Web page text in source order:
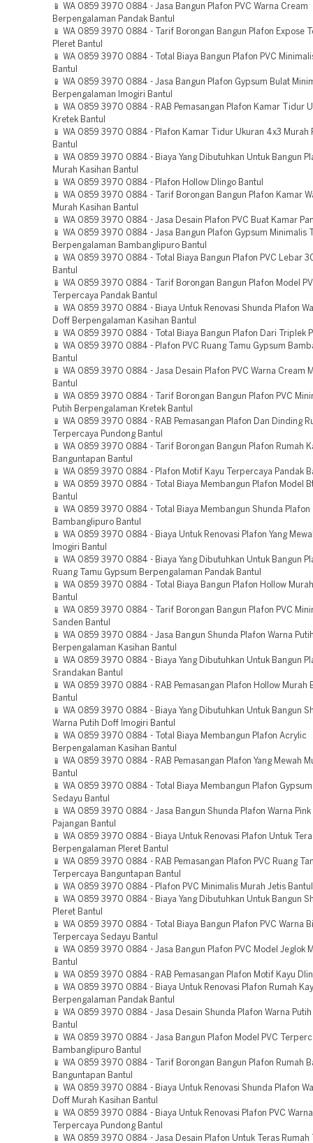
📱 WA 0859 3970 0884 - Jasa Bangun Plafon PVC Warna Cream
Berpengalaman Pandak Bantul
📱 WA 0859 3970 0884 - Tarif Borongan Bangun Plafon Expose
Pleret Bantul
📱 WA 0859 3970 0884 - Total Biaya Bangun Plafon PVC
Bantul
📱 WA 0859 3970 0884 - Jasa Bangun Plafon Gypsum Bulat
Berpengalaman Imogiri Bantul
📱 WA 0859 3970 0884 - RAB Pemasangan Plafon Kamar Tidur
Kretek Bantul
📱 WA 0859 3970 0884 - Plafon Kamar Tidur Ukuran 4x3 Murah
Bantul
📱 WA 0859 3970 0884 - Biaya Yang Dibutuhkan Untuk Bangun
Murah Kasihan Bantul
📱 WA 0859 3970 0884 - Plafon Hollow Dlingo Bantul
📱 WA 0859 3970 0884 - Tarif Borongan Bangun Plafon Kamar
Murah Kasihan Bantul
📱 WA 0859 3970 0884 - Jasa Desain Plafon PVC Buat Kamar
📱 WA 0859 3970 0884 - Jasa Bangun Plafon Gypsum Minimalis
Berpengalaman Bambanglipuro Bantul
📱 WA 0859 3970 0884 - Total Biaya Bangun Plafon PVC Lebar
Bantul
📱 WA 0859 3970 0884 - Tarif Borongan Bangun Plafon Model
Terpercaya Pandak Bantul
📱 WA 0859 3970 0884 - Biaya Untuk Renovasi Shunda Plafon
Doff Berpengalaman Kasihan Bantul
📱 WA 0859 3970 0884 - Total Biaya Bangun Plafon Dari Triplek
📱 WA 0859 3970 0884 - Plafon PVC Ruang Tamu Gypsum
Bantul
📱 WA 0859 3970 0884 - Jasa Desain Plafon PVC Warna Cream
Bantul
📱 WA 0859 3970 0884 - Tarif Borongan Bangun Plafon PVC
Putih Berpengalaman Kretek Bantul
📱 WA 0859 3970 0884 - RAB Pemasangan Plafon Dan Dinding
Terpercaya Pundong Bantul
📱 WA 0859 3970 0884 - Tarif Borongan Bangun Plafon Rumah
Banguntapan Bantul
📱 WA 0859 3970 0884 - Plafon Motif Kayu Terpercaya Pandak
📱 WA 0859 3970 0884 - Total Biaya Membangun Plafon Model
Bantul
📱 WA 0859 3970 0884 - Total Biaya Membangun Shunda Plafon
Bambanglipuro Bantul
📱 WA 0859 3970 0884 - Biaya Untuk Renovasi Plafon Yang
Imogiri Bantul
📱 WA 0859 3970 0884 - Biaya Yang Dibutuhkan Untuk Bangun
Ruang Tamu Gypsum Berpengalaman Pandak Bantul
📱 WA 0859 3970 0884 - Total Biaya Bangun Plafon Hollow
Bantul
📱 WA 0859 3970 0884 - Tarif Borongan Bangun Plafon PVC
Sanden Bantul
📱 WA 0859 3970 0884 - Jasa Bangun Shunda Plafon Warna
Berpengalaman Kasihan Bantul
📱 WA 0859 3970 0884 - Biaya Yang Dibutuhkan Untuk Bangun
Srandakan Bantul
📱 WA 0859 3970 0884 - RAB Pemasangan Plafon Hollow Murah
Bantul
📱 WA 0859 3970 0884 - Biaya Yang Dibutuhkan Untuk Bangun
Warna Putih Doff Imogiri Bantul
📱 WA 0859 3970 0884 - Total Biaya Membangun Plafon Acrylic
Berpengalaman Kasihan Bantul
📱 WA 0859 3970 0884 - RAB Pemasangan Plafon Yang Mewah
Bantul
📱 WA 0859 3970 0884 - Total Biaya Membangun Plafon
Sedayu Bantul
📱 WA 0859 3970 0884 - Jasa Bangun Shunda Plafon Warna
Pajangan Bantul
📱 WA 0859 3970 0884 - Biaya Untuk Renovasi Plafon Untuk
Berpengalaman Pleret Bantul
📱 WA 0859 3970 0884 - RAB Pemasangan Plafon PVC Ruang
Terpercaya Banguntapan Bantul
📱 WA 0859 3970 0884 - Plafon PVC Minimalis Murah Jetis Bantul
📱 WA 0859 3970 0884 - Biaya Yang Dibutuhkan Untuk Bangun
Pleret Bantul
📱 WA 0859 3970 0884 - Total Biaya Bangun Plafon PVC Warna
Terpercaya Sedayu Bantul
📱 WA 0859 3970 0884 - Jasa Bangun Plafon PVC Model Jeglok
Bantul
📱 WA 0859 3970 0884 - RAB Pemasangan Plafon Motif Kayu
📱 WA 0859 3970 0884 - Biaya Untuk Renovasi Plafon Rumah
Berpengalaman Pandak Bantul
📱 WA 0859 3970 0884 - Jasa Desain Shunda Plafon Warna
Bantul
📱 WA 0859 3970 0884 - Jasa Bangun Plafon Model PVC
Bambanglipuro Bantul
📱 WA 0859 3970 0884 - Tarif Borongan Bangun Plafon Rumah
Banguntapan Bantul
📱 WA 0859 3970 0884 - Biaya Untuk Renovasi Shunda Plafon
Doff Murah Kasihan Bantul
📱 WA 0859 3970 0884 - Biaya Untuk Renovasi Plafon PVC
Terpercaya Pundong Bantul
📱 WA 0859 3970 0884 - Jasa Desain Plafon Untuk Teras Rumah